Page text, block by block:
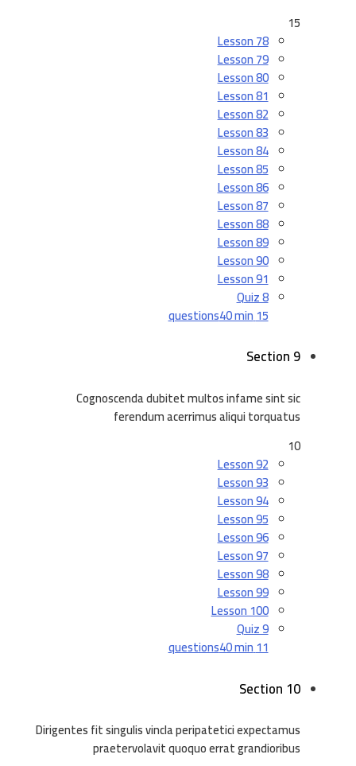
15
Lesson 78
Lesson 79
Lesson 80
Lesson 81
Lesson 82
Lesson 83
Lesson 84
Lesson 85
Lesson 86
Lesson 87
Lesson 88
Lesson 89
Lesson 90
Lesson 91
Quiz 8
15 questions
40 min
Section 9
Cognoscenda dubitet multos infame sint sic
ferendum acerrimus aliqui torquatus
10
Lesson 92
Lesson 93
Lesson 94
Lesson 95
Lesson 96
Lesson 97
Lesson 98
Lesson 99
Lesson 100
Quiz 9
11 questions
40 min
Section 10
Dirigentes fit singulis vincla peripatetici expectamus
praetervolavit quoquo errat grandioribus